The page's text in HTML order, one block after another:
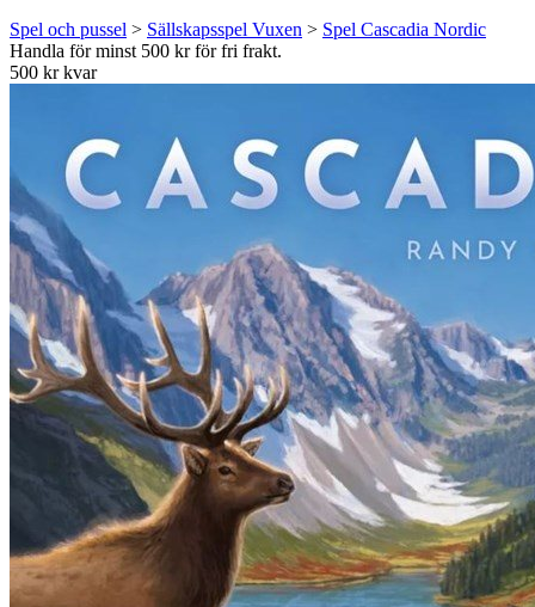
Spel och pussel > Sällskapsspel Vuxen > Spel Cascadia Nordic
Handla för minst 500 kr för fri frakt.
500 kr kvar